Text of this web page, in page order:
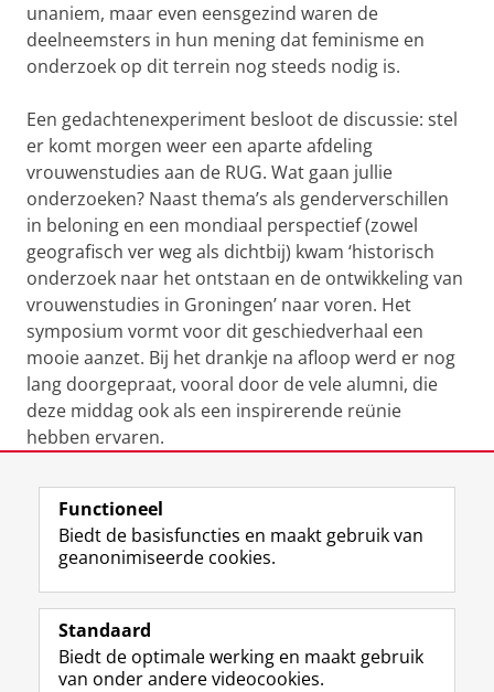
unaniem, maar even eensgezind waren de
deelneemsters in hun mening dat feminisme en
onderzoek op dit terrein nog steeds nodig is.
Een gedachtenexperiment besloot de discussie: stel
er komt morgen weer een aparte afdeling
vrouwenstudies aan de RUG. Wat gaan jullie
onderzoeken? Naast thema’s als genderverschillen
in beloning en een mondiaal perspectief (zowel
geografisch ver weg als dichtbij) kwam ‘historisch
onderzoek naar het ontstaan en de ontwikkeling van
vrouwenstudies in Groningen’ naar voren. Het
symposium vormt voor dit geschiedverhaal een
mooie aanzet. Bij het drankje na afloop werd er nog
lang doorgepraat, vooral door de vele alumni, die
deze middag ook als een inspirerende reünie
hebben ervaren.
Laatst gewijzigd: 20 juni 2024 07:31
Volg de RUG
F
a
e
b
L
i
k
e
R
S
-
f
I
n
t
Y
o
T
Studiekiezers
Functioneel
Biedt de basisfuncties en maakt gebruik van
geanonimiseerde cookies.
Standaard
Biedt de optimale werking en maakt gebruik
van onder andere videocookies.